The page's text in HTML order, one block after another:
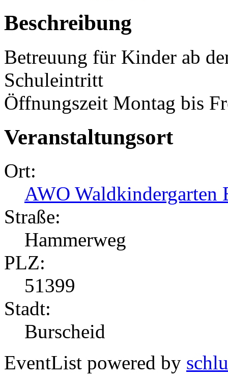
Beschreibung
Betreuung für Kinder ab
Schuleintritt
Öffnungszeit Montag bis
Veranstaltungsort
Ort:
AWO Waldkindergarten
Straße:
Hammerweg
PLZ:
51399
Stadt:
Burscheid
EventList powered by